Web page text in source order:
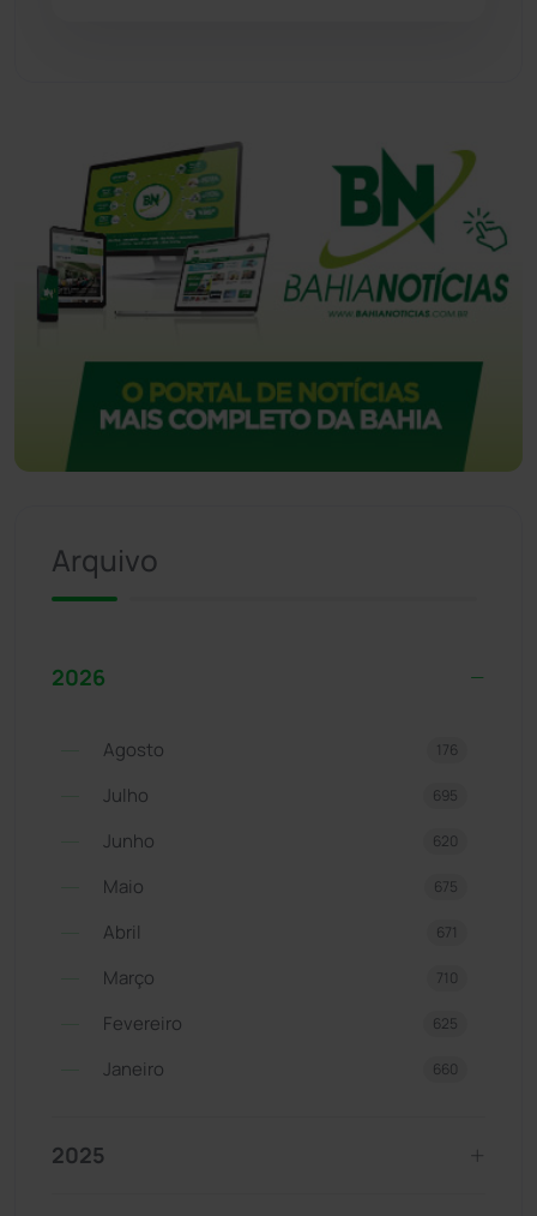
Arquivo
2026
Agosto 176
Julho 695
Junho 620
Maio 675
Abril 671
Março 710
Fevereiro 625
Janeiro 660
2025